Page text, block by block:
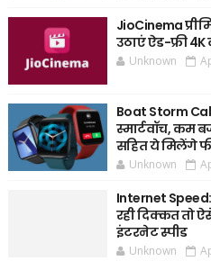
JioCinema
उठाएं ऐड-फ्री 4K
Unknown
Boat Storm
स्मार्टवॉच, कम
सहित ये मिलेंगे
Unknown
Internet
रही दिक्कत तो
इंटरनेट स्पीड
Unknown